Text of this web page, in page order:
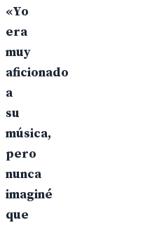
«Yo
era
muy
aficionado
a
su
música,
pero
nunca
imaginé
que